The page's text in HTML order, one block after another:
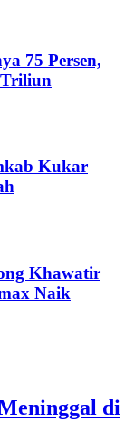
75 Persen,
Triliun
Kukar
Khawatir
Naik
di